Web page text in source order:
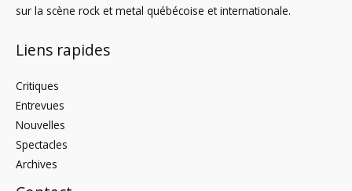
sur la scène rock et metal québécoise et internationale.
Liens rapides
Critiques
Entrevues
Nouvelles
Spectacles
Archives